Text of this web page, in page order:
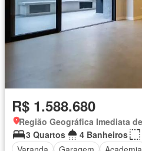
R$ 1.588.680
3 Quartos
4 Banheiros